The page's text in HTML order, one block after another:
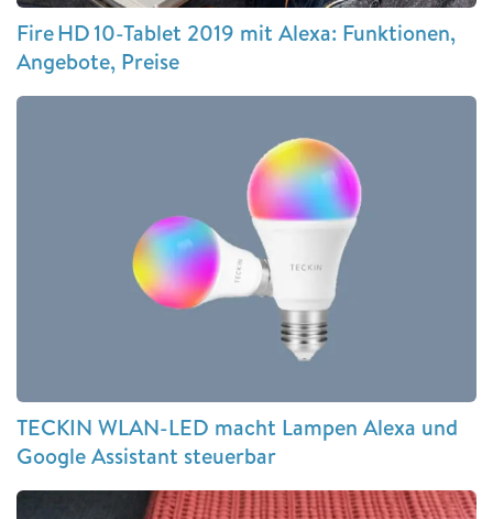
Fire HD 10-Tablet 2019 mit Alexa: Funktionen,
Angebote, Preise
TECKIN WLAN-LED macht Lampen Alexa und
Google Assistant steuerbar